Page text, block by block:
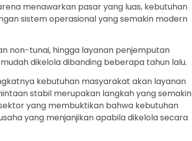
menawarkan pasar yang luas, kebutuhan
sistem operasional yang semakin modern
non-tunai, hingga layanan penjemputan
dikelola dibanding beberapa tahun lalu.
kebutuhan masyarakat akan layanan
stabil merupakan langkah yang semakin
yang membuktikan bahwa kebutuhan
yang menjanjikan apabila dikelola secara